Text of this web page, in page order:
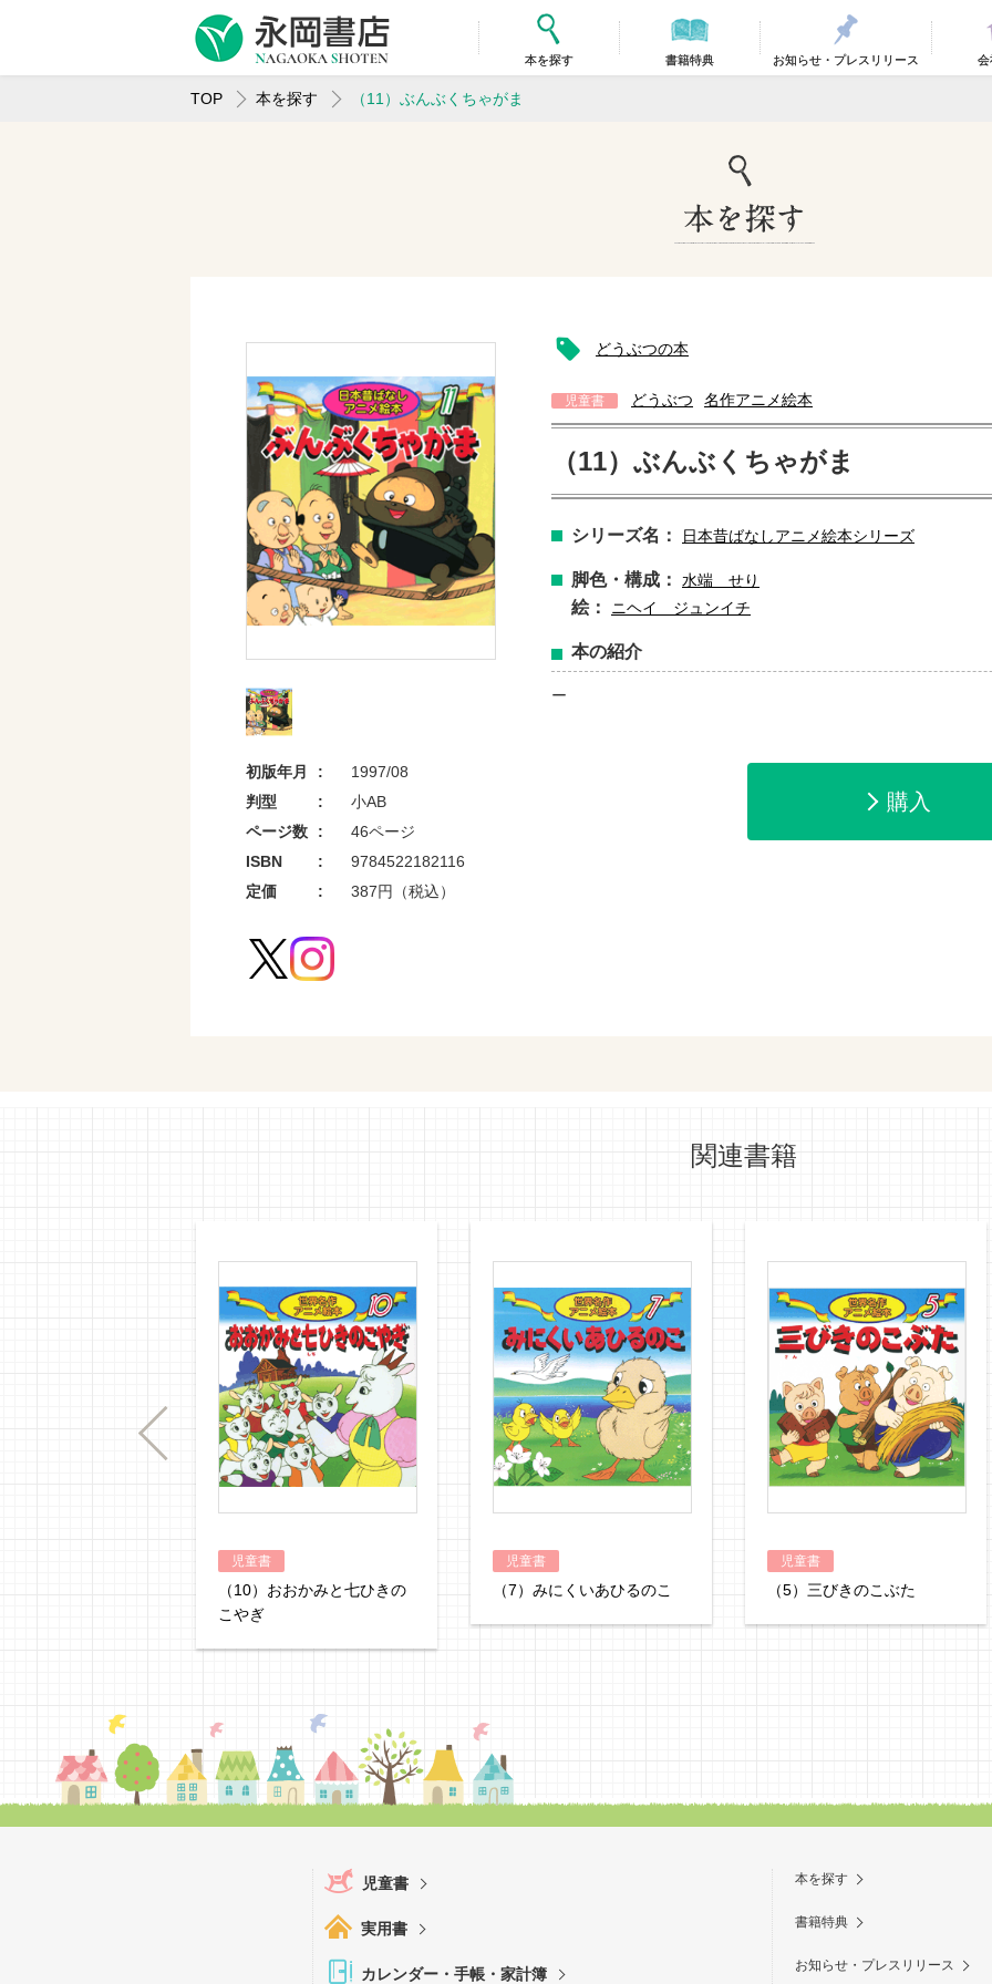
本を探す 書籍特典 お知らせ・プレスリリース 会
TOP 本を探す （11）ぶんぶくちゃがま
初版年月
1997/08
判型
小AB
ページ数
46ページ
ISBN
9784522182116
定価
387円（税込）
どうぶつの本
児童書 どうぶつ 名作アニメ絵本
（11）ぶんぶくちゃがま
シリーズ名： 日本昔ばなしアニメ絵本シリーズ
脚色・構成： 水端 せり
絵： ニヘイ ジュンイチ
本の紹介
ー
購入
e-honで購入 Honya Club.com
hontoで購入 ヨドバシ.comで
関連書籍
Previous
児童書
（10）おおかみと七ひきの
こやぎ
児童書
（7）みにくいあひるのこ
児童書
（5）三びきのこぶた
児童書
実用書
カレンダー・手帳・家計簿
本を探す
書籍特典
お知らせ・プレスリリース